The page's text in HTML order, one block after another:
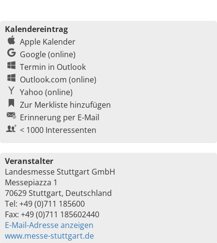
Kalendereintrag
Apple Kalender
Google (online)
Termin in Outlook
Outlook.com (online)
Yahoo (online)
Zur Merkliste hinzufügen
Erinnerung per E-Mail
< 1000 Interessenten
Veranstalter
Landesmesse Stuttgart GmbH
Messepiazza 1
70629 Stuttgart, Deutschland
Tel: +49 (0)711 185600
Fax: +49 (0)711 185602440
E-Mail-Adresse anzeigen
www.messe-stuttgart.de